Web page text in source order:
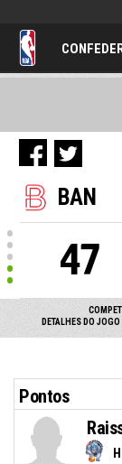
BAN
47
DETALHES DO JOGO
Pontos